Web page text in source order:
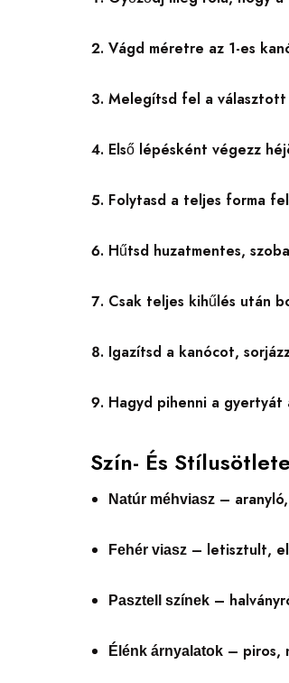
Vágd méretre az 1-es
Melegítsd fel a választott
Első lépésként végezz
Folytasd a teljes forma
Hűtsd huzatmentes,
Csak teljes kihűlés után
Igazítsd a kanócot,
Hagyd pihenni a
Szín- És
Natúr méhviasz –
Fehér viasz – letisztult,
Pasztell színek –
Élénk árnyalatok – piros,